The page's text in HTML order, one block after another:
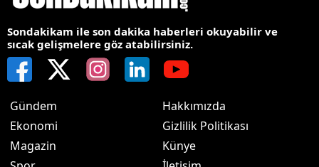
Sondakikam ile son dakika haberleri okuyabilir ve
sıcak gelişmelere göz atabilirsiniz.
Gündem
Ekonomi
Magazin
Hakkımızda
Gizlilik Politikası
Künye